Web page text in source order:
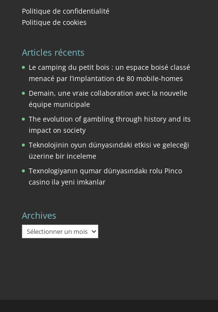
Politique de confidentialité
Politique de cookies
Articles récents
Le camping du petit bois : un espace boisé classé
menacé par l’implantation de 80 mobile-homes
Demain, une vraie collaboration avec la nouvelle
équipe municipale
The evolution of gambling through history and its
impact on society
Teknolojinin oyun dünyasındaki etkisi ve geleceği
üzerine bir inceleme
Texnologiyanın qumar dünyasındakı rolu Pinco
casino ilə yeni imkanlar
Archives
Archives